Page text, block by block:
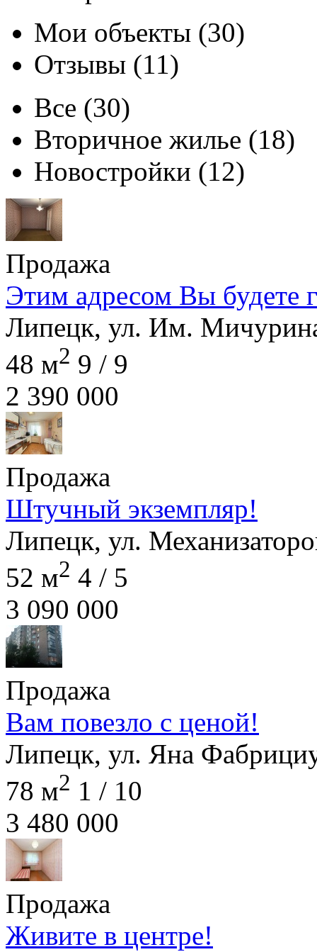
Мои объекты (30)
Отзывы (11)
Все (30)
Вторичное жилье (18)
Новостройки (12)
Продажа
Этим адресом Вы будете
Липецк, ул. Им.
48 м2 9 / 9
2 390 000
Продажа
Штучный экземпляр!
Липецк, ул.
52 м2 4 / 5
3 090 000
Продажа
Вам повезло с ценой!
Липецк, ул. Яна
78 м2 1 / 10
3 480 000
Продажа
Живите в центре!